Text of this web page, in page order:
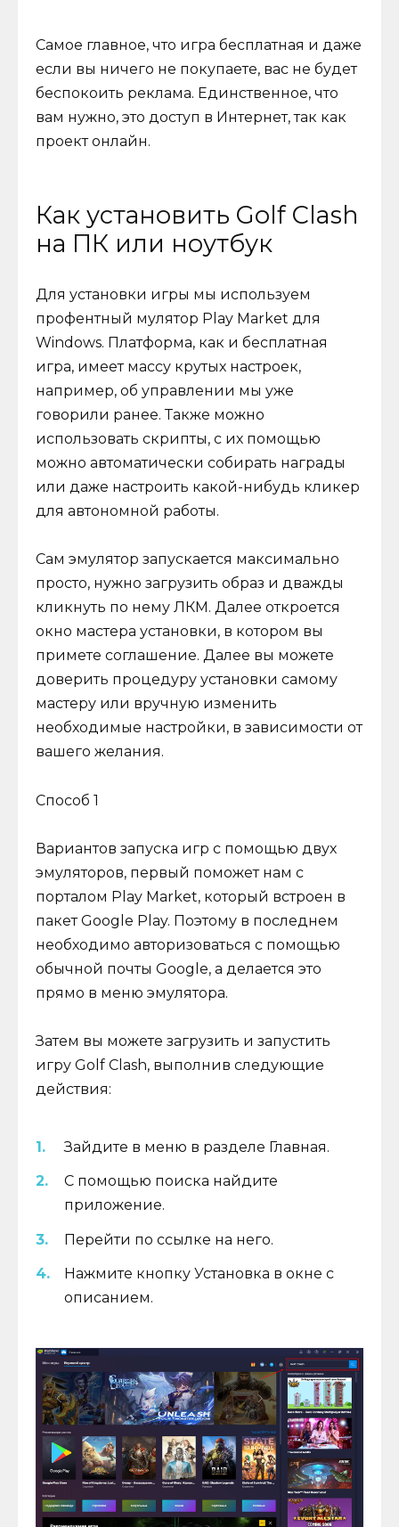
Самое главное, что игра бесплатная и даже
если вы ничего не покупаете, вас не будет
беспокоить реклама. Единственное, что
вам нужно, это доступ в Интернет, так как
проект онлайн.
Как установить Golf Clash
на ПК или ноутбук
Для установки игры мы используем
профентный мулятор Play Market для
Windows. Платформа, как и бесплатная
игра, имеет массу крутых настроек,
например, об управлении мы уже
говорили ранее. Также можно
использовать скрипты, с их помощью
можно автоматически собирать награды
или даже настроить какой-нибудь кликер
для автономной работы.
Сам эмулятор запускается максимально
просто, нужно загрузить образ и дважды
кликнуть по нему ЛКМ. Далее откроется
окно мастера установки, в котором вы
примете соглашение. Далее вы можете
доверить процедуру установки самому
мастеру или вручную изменить
необходимые настройки, в зависимости от
вашего желания.
Способ 1
Вариантов запуска игр с помощью двух
эмуляторов, первый поможет нам с
порталом Play Market, который встроен в
пакет Google Play. Поэтому в последнем
необходимо авторизоваться с помощью
обычной почты Google, а делается это
прямо в меню эмулятора.
Затем вы можете загрузить и запустить
игру Golf Clash, выполнив следующие
действия:
Зайдите в меню в разделе Главная.
С помощью поиска найдите
приложение.
Перейти по ссылке на него.
Нажмите кнопку Установка в окне с
описанием.